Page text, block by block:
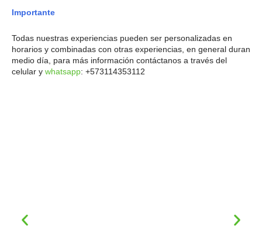
Importante
Todas nuestras experiencias pueden ser personalizadas en
horarios y combinadas con otras experiencias, en general duran
medio día, para más información contáctanos a través del
celular y whatsapp: +573114353112